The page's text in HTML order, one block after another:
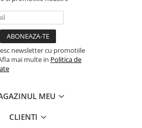
newsletter cu promotiile
mai multe in Politica de
MEU
CLIENTI